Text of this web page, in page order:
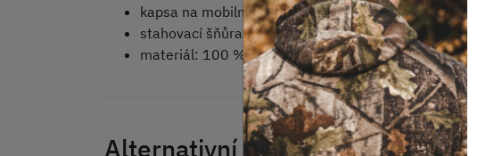
kapsa na mobilní telefon
stahovací šňůra v pase
materiál: 100 % polyester
Alternativní produkty